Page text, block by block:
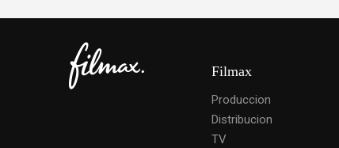
Filmax
Produccion
Distribucion
TV